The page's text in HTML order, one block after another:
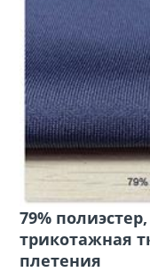
79%
трикотажная
плетения